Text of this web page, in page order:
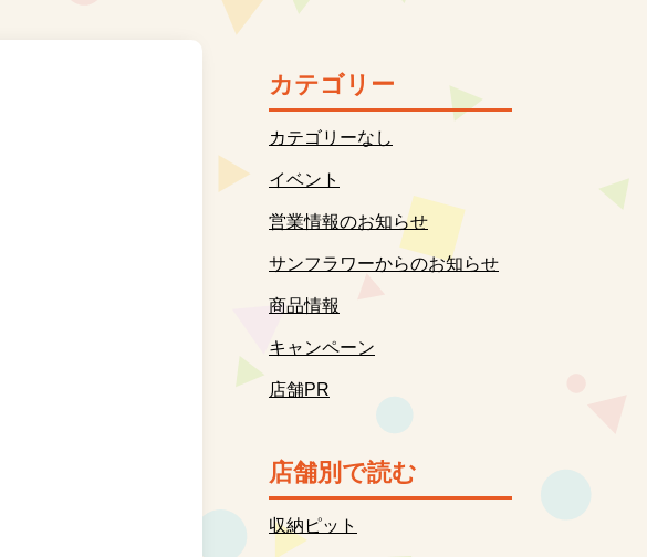
カテゴリー
カテゴリーなし
イベント
営業情報のお知らせ
サンフラワーからのお知らせ
商品情報
キャンペーン
店舗PR
店舗別で読む
収納ピット